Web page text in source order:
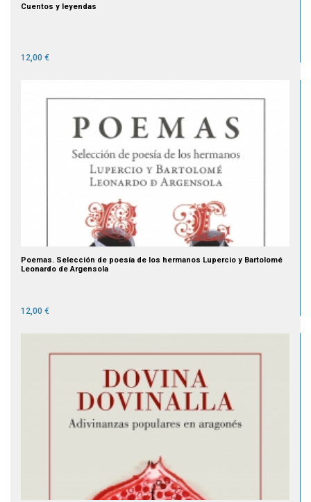
Cuentos y leyendas
12,00 €
Poemas. Selección de poesía de los hermanos Lupercio y Bartolomé
Leonardo de Argensola
12,00 €